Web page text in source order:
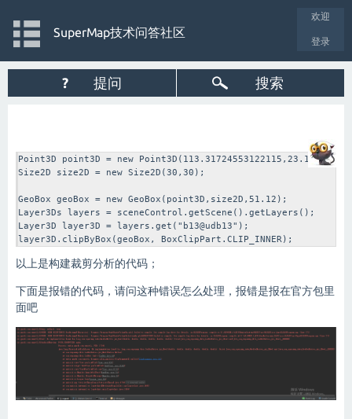
欢迎
登录
SuperMap技术问答社区
? 提问 搜索
Point3D point3D = new
Size2D size2D = new Size2D(30,30);
GeoBox geoBox = new GeoBox(point3D,size2D,51.12);
Layer3Ds layers = sceneControl.getScene().getLayers();
Layer3D layer3D = layers.get("b13@udb13");
layer3D.clipByBox(geoBox, BoxClipPart.CLIP_INNER);
以上是构建裁剪分析的代码；
下面是报错的代码，请问这种错误怎么处理，报错是报在官方包里
面吧